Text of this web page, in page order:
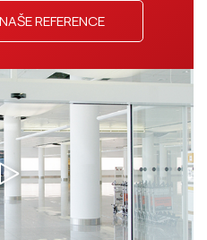
REFERENCE